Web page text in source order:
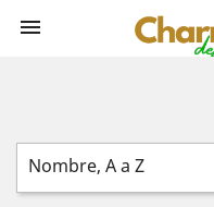

Nombre, A a Z